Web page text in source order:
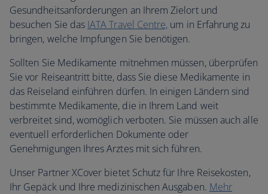
Gesundheitsanforderungen an Ihrem Zielort und
besuchen Sie das IATA Travel Centre, um in Erfahrung zu
bringen, welche Impfungen Sie benötigen.
Sollten Sie Medikamente mitnehmen müssen, überprüfen
Sie vor Reiseantritt bitte, dass Sie diese Medikamente in
das Reiseland einführen dürfen. In einigen Ländern sind
bestimmte Medikamente, die in Ihrem Land weit
verbreitet sind, womöglich verboten. Sie müssen auch alle
eventuell erforderlichen Dokumente oder
Genehmigungen Ihres Arztes mit sich führen.
Unser Partner XCover bietet Schutz für Ihre Reisekosten,
Ihr Gepäck und Ihre medizinischen Ausgaben. Mehr